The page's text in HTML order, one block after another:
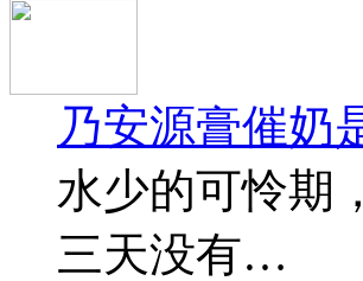
乃安源膏催奶
水少的可怜期
三天没有…